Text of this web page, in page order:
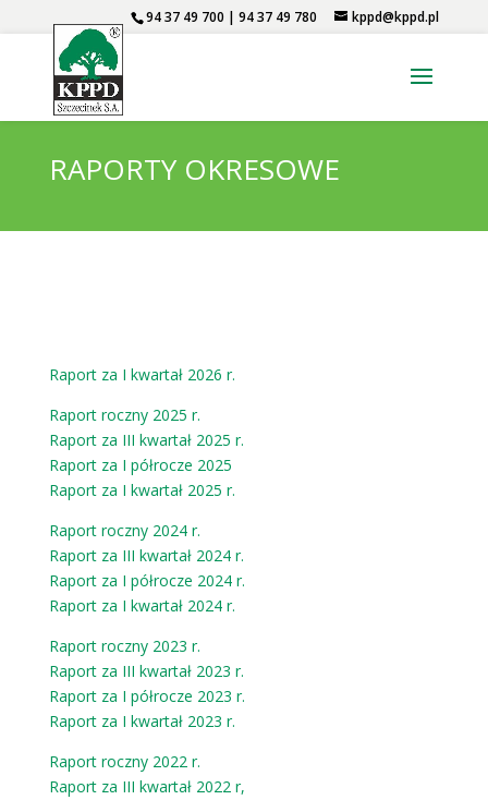
94 37 49 700 | 94 37 49 780 kppd@kppd.pl
RAPORTY OKRESOWE
Raport za I kwartał 2026 r.
Raport roczny 2025 r.
Raport za III kwartał 2025 r.
Raport za I półrocze 2025
Raport za I kwartał 2025 r.
Raport roczny 2024 r.
Raport za III kwartał 2024 r.
Raport za I półrocze 2024 r.
Raport za I kwartał 2024 r.
Raport roczny 2023 r.
Raport za III kwartał 2023 r.
Raport za I półrocze 2023 r.
Raport za I kwartał 2023 r.
Raport roczny 2022 r.
Raport za III kwartał 2022 r,